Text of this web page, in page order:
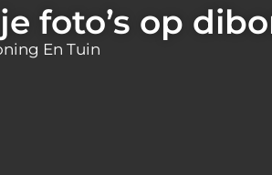
foto’s op
En Tuin